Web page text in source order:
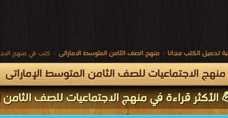
تحميل الكتب مجانا > منهج الصف الثامن المتوسط الاماراتى > كتب في منهج
الاجتماعيات للصف الثامن المتوسط الإماراتى
قراءة في منهج الاجتماعيات للصف الثامن
عمل أسئلة غير
كما يتضمن